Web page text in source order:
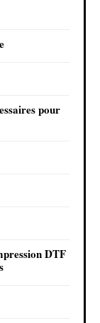
pour
DTF